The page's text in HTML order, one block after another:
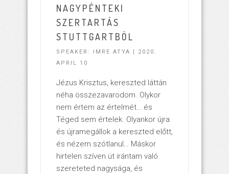
NAGYPÉNTEKI
SZERTARTÁS
STUTTGARTBÓL
SPEAKER: IMRE ATYA | 2020.
APRIL 10
Jézus Krisztus, kereszted láttán
néha összezavarodom. Olykor
nem értem az értelmét… és
Téged sem értelek. Olyankor újra
és újramegállok a kereszted előtt,
és nézem szótlanul… Máskor
hirtelen szíven üt irántam való
szereteted nagysága, és